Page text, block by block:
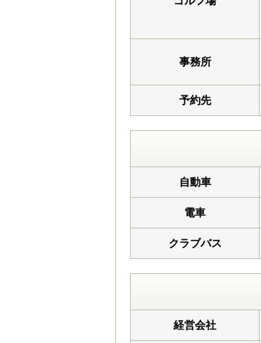
事務所
予約先
自動車
電車
クラブバス
経営会社